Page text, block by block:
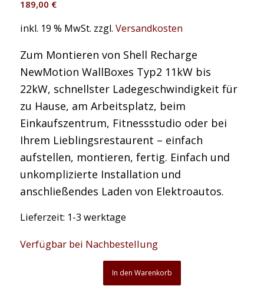
189,00 €
inkl. 19 % MwSt. zzgl. Versandkosten
Zum Montieren von Shell Recharge
NewMotion WallBoxes Typ2 11kW bis
22kW, schnellster Ladegeschwindigkeit für
zu Hause, am Arbeitsplatz, beim
Einkaufszentrum, Fitnessstudio oder bei
Ihrem Lieblingsrestaurent – einfach
aufstellen, montieren, fertig. Einfach und
unkomplizierte Installation und
anschließendes Laden von Elektroautos.
Lieferzeit: 1-3 werktage
Verfügbar bei Nachbestellung
In den Warenkorb